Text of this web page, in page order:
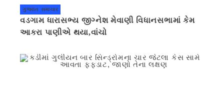
ગુજરાત સમાચાર
વડગામ ધારાસભ્ય જીગ્નેશ મેવાણી વિધાનસભામાં કેમ
આકરા પાણીએ થયા,વાંચો